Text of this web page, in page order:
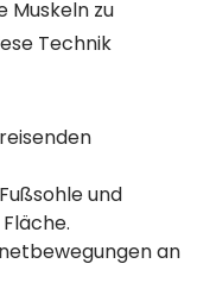
Muskeln zu
Technik
und
an